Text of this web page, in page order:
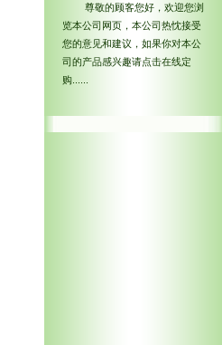
尊敬的顾客您好，欢迎您浏
览本公司网页，本公司热忱接受
您的意见和建议，如果你对本公
司的产品感兴趣请点击在线定
购......